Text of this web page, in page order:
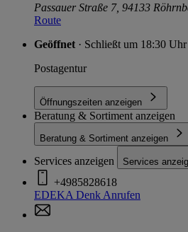
Passauer Straße 7, 94133
Route
Geöffnet · Schließt um 18:30 Uhr
Postagentur
Öffnungszeiten anzeigen
Beratung & Sortiment anzeigen
Beratung & Sortiment anzeigen
Services anzeigen Services
+4985828618
EDEKA Denk Anrufen